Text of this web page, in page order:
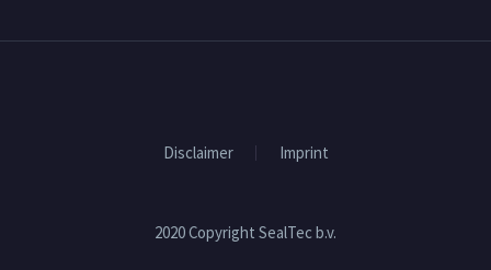
Disclaimer Imprint
2020 Copyright SealTec b.v.